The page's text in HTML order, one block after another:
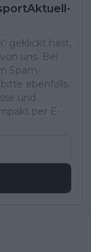
geklickt hast,
uns. Bei
Spam-
ebenfalls.
und
per E-